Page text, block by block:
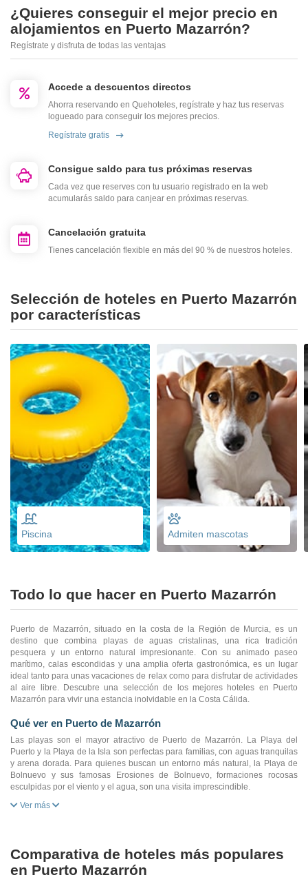
¿Quieres conseguir el mejor precio en
alojamientos en Puerto Mazarrón?
Regístrate y disfruta de todas las ventajas
Accede a descuentos directos
Ahorra reservando en Quehoteles, regístrate y haz tus reservas
logueado para conseguir los mejores precios.
Regístrate gratis
Consigue saldo para tus próximas reservas
Cada vez que reserves con tu usuario registrado en la web
acumularás saldo para canjear en próximas reservas.
Cancelación gratuita
Tienes cancelación flexible en más del 90 % de nuestros hoteles.
Selección de hoteles en Puerto Mazarrón
por características
Piscina Admiten mascotas
Todo lo que hacer en Puerto Mazarrón
Puerto de Mazarrón, situado en la costa de la Región de Murcia, es un
destino que combina playas de aguas cristalinas, una rica tradición
pesquera y un entorno natural impresionante. Con su animado paseo
marítimo, calas escondidas y una amplia oferta gastronómica, es un lugar
ideal tanto para unas vacaciones de relax como para disfrutar de actividades
al aire libre. Descubre una selección de los mejores hoteles en Puerto
Mazarrón para vivir una estancia inolvidable en la Costa Cálida.
Qué ver en Puerto de Mazarrón
Las playas son el mayor atractivo de Puerto de Mazarrón. La Playa del
Puerto y la Playa de la Isla son perfectas para familias, con aguas tranquilas
y arena dorada. Para quienes buscan un entorno más natural, la Playa de
Bolnuevo y sus famosas Erosiones de Bolnuevo, formaciones rocosas
esculpidas por el viento y el agua, son una visita imprescindible.
Ver más
Comparativa de hoteles más populares
en Puerto Mazarrón